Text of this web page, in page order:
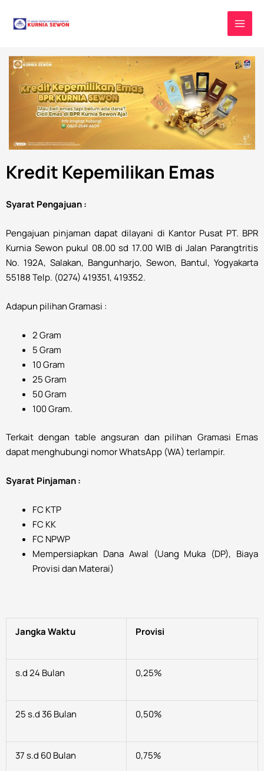
MAIN
Kredit Kepemilikan Emas
Syarat Pengajuan :
Pengajuan pinjaman dapat dilayani di Kantor Pusat PT. BPR
Kurnia Sewon pukul 08.00 sd 17.00 WIB di Jalan Parangtritis
No. 192A, Salakan, Bangunharjo, Sewon, Bantul, Yogyakarta
55188 Telp. (0274) 419351, 419352.
Adapun pilihan Gramasi :
2 Gram
5 Gram
10 Gram
25 Gram
50 Gram
100 Gram.
Terkait dengan table angsuran dan pilihan Gramasi Emas
dapat menghubungi nomor WhatsApp (WA) terlampir.
Syarat Pinjaman :
FC KTP
FC KK
FC NPWP
Mempersiapkan Dana Awal (Uang Muka (DP), Biaya
Provisi dan Materai)
Jangka Waktu Provisi
s.d 24 Bulan 0,25%
25 s.d 36 Bulan 0,50%
37 s.d 60 Bulan 0,75%